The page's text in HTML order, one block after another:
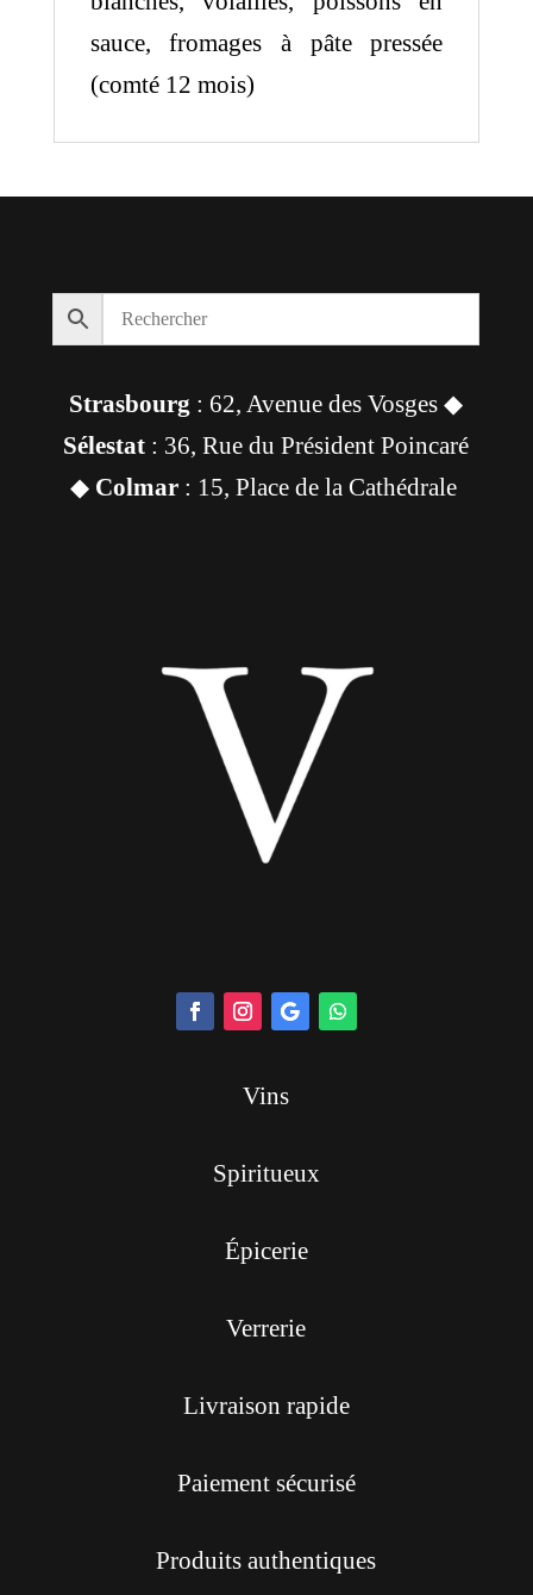
sauce, fromages à pâte pressée
(comté 12 mois)
Strasbourg : 62, Avenue des Vosges ◆
Sélestat : 36, Rue du Président Poincaré
◆ Colmar: 15, Place de la Cathédrale
Vins
Spiritueux
Épicerie
Verrerie
Livraison rapide
Paiement sécurisé
Produits authentiques